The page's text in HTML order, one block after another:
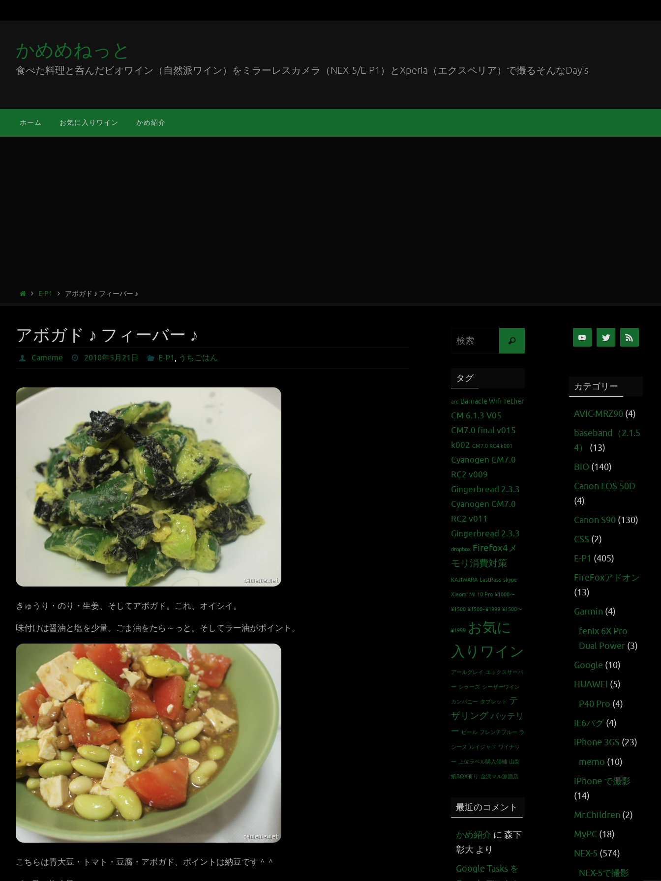
かめめねっと
食べた料理と呑んだビオワイン（自然派ワイン）をミラーレスカメラ（NEX-5/E-P1）とXperia（エクスペリア）で撮るそんなDay's
ホーム お気に入りワイン かめ紹介
E-P1 アボガド ♪ フィーバー ♪
アボガド ♪ フィーバー ♪
Cameme 2010年5月21日 E-P1 , うちごはん
きゅうり・のり・生姜、そしてアボガド。これ、オイシイ。
味付けは醤油と塩を少量。ごま油をたら～っと。そしてラー油がポイント。
こちらは青大豆・トマト・豆腐・アボガド、ポイントは納豆です＾＾
タグ
arc Barnacle Wifi Tether
CM 6.1.3 V05
CM7.0 final v015
k002 CM7.0 RC4 k001
Cyanogen CM7.0
RC2 v009
Gingerbread 2.3.3
Cyanogen CM7.0
RC2 v011
Gingerbread 2.3.3
dropbox Firefox4メ
モリ消費対策
KAJIWARA LastPass skype
Xiaomi Mi 10 Pro ¥1000〜
¥1500 ¥1500~¥1999 ¥1500〜
¥1999 お気に
入りワイン
アールグレイ エックスサーバ
ー シラーズ シーザーワイン
カンパニー タブレット
テ
ザリングバッテリ
ー ビール フレンチブルー ラ
シーヌ ルイジャド ワイナリ
ー 上位ラベル購入候補 山梨
紙BOX有り 金沢マル源酒店
最近のコメント
かめ紹介 に 森下
彰大 より
Google Tasks を
カテゴリー
AVIC-MRZ90 (4)
baseband（2.1.5
4）
(13)
BIO (140)
Canon EOS 50D
(4)
Canon S90 (130)
CSS (2)
E-P1 (405)
FireFoxアドオン
(13)
Garmin (4)
fenix 6X Pro
Dual Power (3)
Google (10)
HUAWEI (5)
P40 Pro (4)
IE6バグ (4)
iPhone 3GS (23)
memo (10)
iPhone で撮影
(14)
Mr.Children (2)
MyPC (18)
NEX-5 (574)
NEX-5で撮影